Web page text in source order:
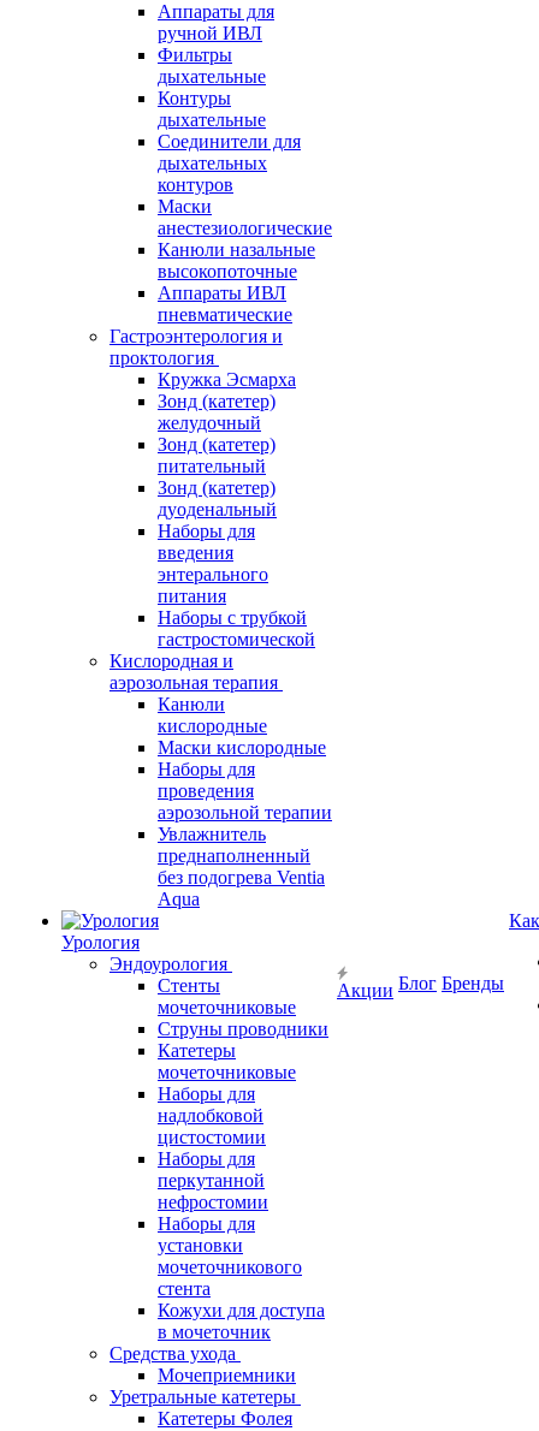
Аппараты для
ручной ИВЛ
Фильтры
дыхательные
Контуры
дыхательные
Соединители для
дыхательных
контуров
Маски
анестезиологические
Канюли назальные
высокопоточные
Аппараты ИВЛ
пневматические
Гастроэнтерология и
проктология
Кружка Эсмарха
Зонд (катетер)
желудочный
Зонд (катетер)
питательный
Зонд (катетер)
дуоденальный
Наборы для
введения
энтерального
питания
Наборы с трубкой
гастростомической
Кислородная и
аэрозольная терапия
Канюли
кислородные
Маски кислородные
Наборы для
проведения
аэрозольной терапии
Увлажнитель
преднаполненный
без подогрева Ventia
Aqua
Урология
Эндоурология
Стенты
мочеточниковые
Струны проводники
Катетеры
мочеточниковые
Наборы для
надлобковой
цистостомии
Наборы для
перкутанной
нефростомии
Наборы для
установки
мочеточникового
стента
Кожухи для доступа
в мочеточник
Средства ухода
Мочеприемники
Уретральные катетеры
Катетеры Фолея
Акции Блог Бренды